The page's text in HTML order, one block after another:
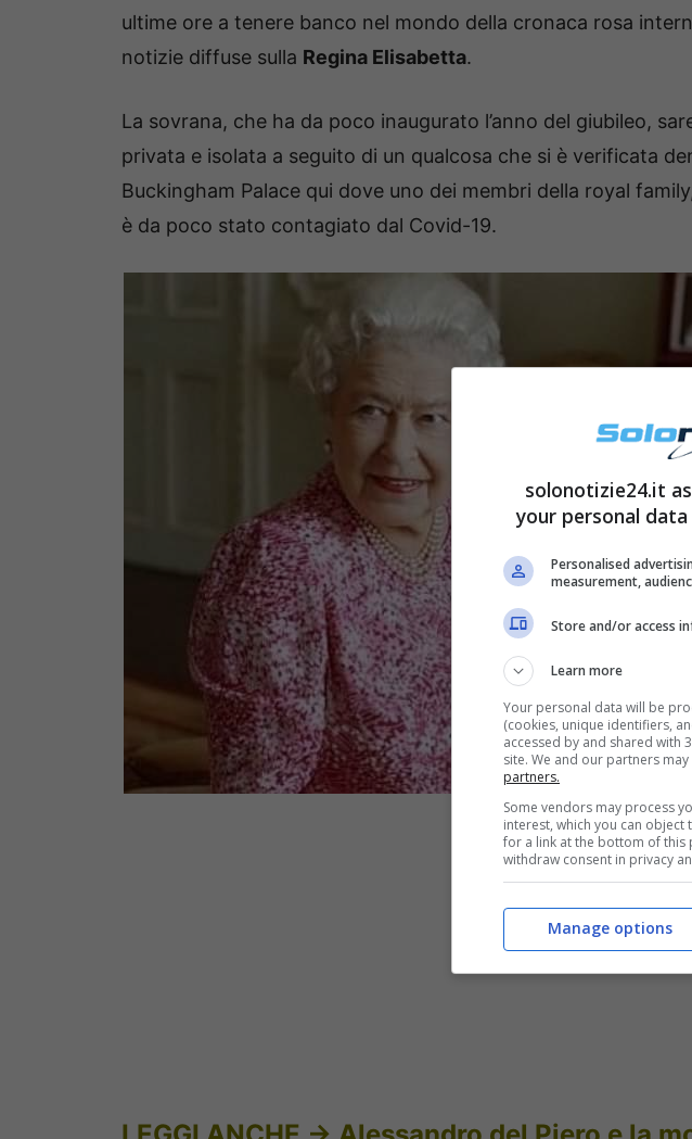
ultime ore a tenere banco nel mondo della cronaca rosa
notizie diffuse sulla Regina Elisabetta.
La sovrana, che ha da poco inaugurato l’anno del giubileo,
privata e isolata a seguito di un qualcosa che si è verificata
Buckingham Palace qui dove uno dei membri della royal
è da poco stato contagiato dal Covid-19.
solonotizie24.it
your personal
Personalised
measurement,
Store and/or access
Learn more
Your personal data will be
(cookies, unique identifiers,
accessed by and shared with
site. We and our partners
partners.
Some vendors may process
interest, which you can
for a link at the bottom of this
withdraw consent in privacy
Manage options